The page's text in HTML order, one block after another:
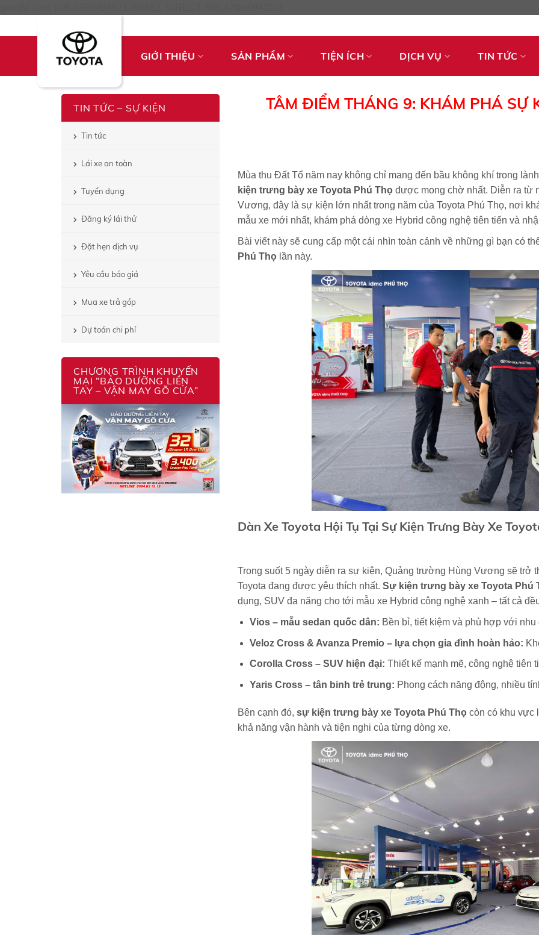
content
GIỚI THIỆU SẢN PHẨM TIỆN ÍCH DỊCH VỤ TIN TỨC
TIN TỨC – SỰ KIỆN
Tin tức
Lái xe an toàn
Tuyển dụng
Đăng ký lái thử
Đặt hẹn dịch vụ
Yêu cầu báo giá
Mua xe trả góp
Dự toán chi phí
CHƯƠNG TRÌNH KHUYẾN
MẠI “BẢO DƯỠNG LIỀN
TAY – VẬN MAY GÕ CỬA”
TÂM ĐIỂM THÁNG 9: KHÁM PHÁ SỰ
Mùa thu Đất Tổ năm nay không chỉ mang đến bầu không khí trong
kiện trưng bày xe Toyota Phú Thọđược mong chờ nhất. Diễn ra từ
Vương, đây là sự kiện lớn nhất trong năm của Toyota Phú Thọ, nơi
mẫu xe mới nhất, khám phá dòng xe Hybrid công nghệ tiên tiến và
Bài viết này sẽ cung cấp một cái nhìn toàn cảnh về những gì bạn có
Phú Thọlần này.
Dàn Xe Toyota Hội Tụ Tại Sự Kiện Trưng Bày Xe
Trong suốt 5 ngày diễn ra sự kiện, Quảng trường Hùng Vương sẽ trở
Toyota đang được yêu thích nhất. Sự kiện trưng bày xe Toyota Phú
dụng, SUV đa năng cho tới mẫu xe Hybrid công nghệ xanh – tất cả
Vios – mẫu sedan quốc dân: Bền bỉ, tiết kiệm và phù hợp với nhu
Veloz Cross & Avanza Premio – lựa chọn gia đình hoàn hảo:
Corolla Cross – SUV hiện đại: Thiết kế mạnh mẽ, công nghệ tiên
Yaris Cross – tân binh trẻ trung: Phong cách năng động, nhiều
Bên cạnh đó, sự kiện trưng bày xe Toyota Phú Thọcòn có khu vực
khả năng vận hành và tiện nghi của từng dòng xe.